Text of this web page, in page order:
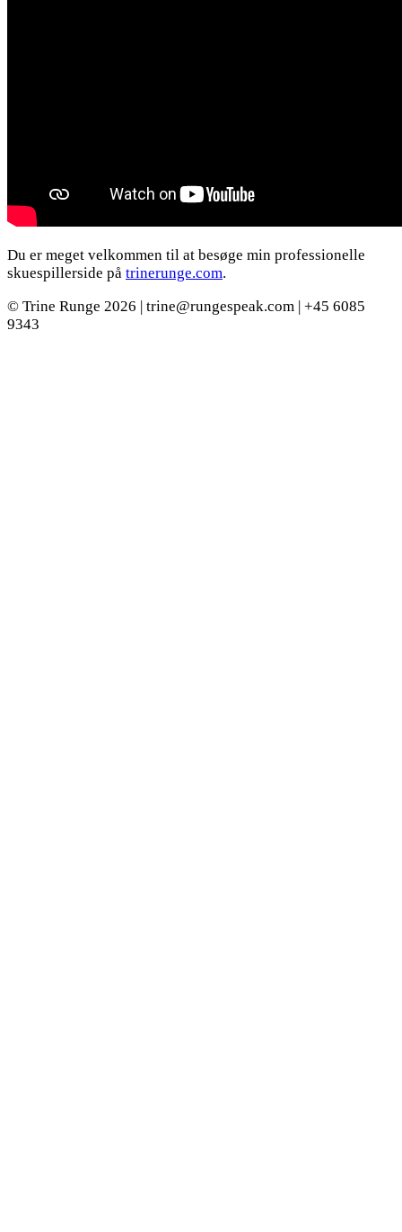
Du er meget velkommen til at besøge min professionelle
skuespillerside på trinerunge.com.
© Trine Runge 2026 | trine@rungespeak.com | +45 6085
9343